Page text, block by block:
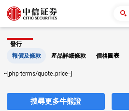
發行
報價及條款
產品詳細條款 價格圖表
~[php-terms/quote_price--]
搜尋更多牛熊證